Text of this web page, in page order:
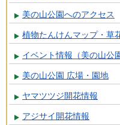
美の山公園へのアクセス
植物たんけんマップ・草
イベント情報（美の山公
美の山公園 広場・園地
ヤマツツジ開花情報
アジサイ開花情報